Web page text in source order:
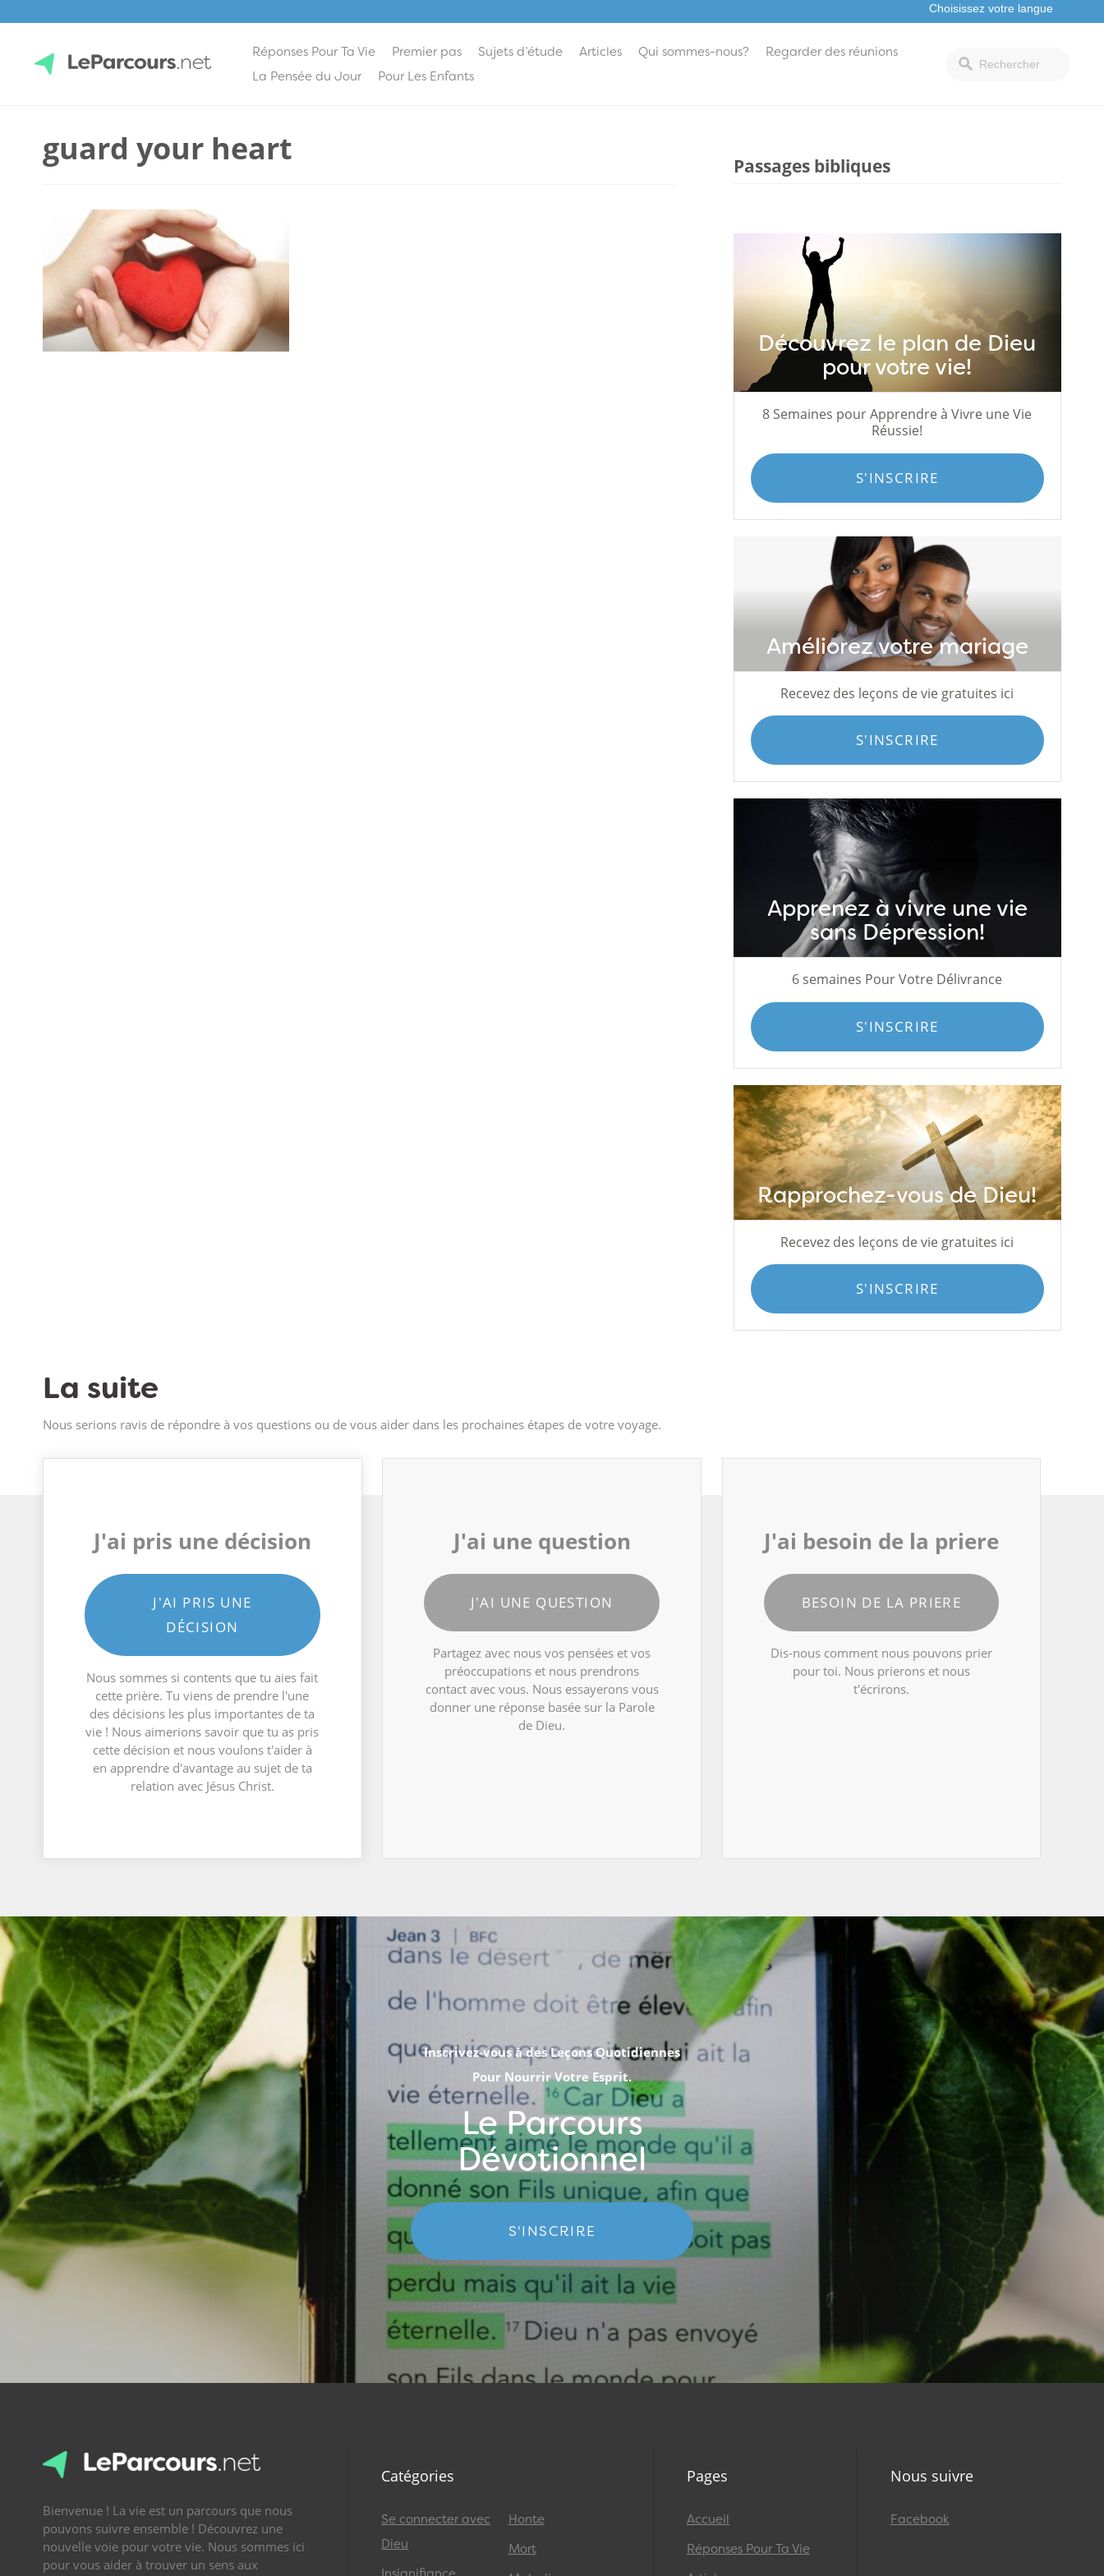
Réponses Pour Ta Vie Premier pas Sujets d’étude Articles Qui sommes-nous?
Regarder des réunions
La Pensée du Jour
Pour Les Enfants
guard your heart Passages bibliques
Découvrez le plan de Dieu
pour votre vie!
8 Semaines pour Apprendre à Vivre une Vie
Réussie!
S'INSCRIRE
Améliorez votre mariage
Recevez des leçons de vie gratuites ici
S'INSCRIRE
Apprenez à vivre une vie
sans Dépression!
6 semaines Pour Votre Délivrance
S'INSCRIRE
Rapprochez-vous de Dieu!
Recevez des leçons de vie gratuites ici
S'INSCRIRE
La suite
Nous serions ravis de répondre à vos questions ou de vous aider dans les prochaines étapes de votre voyage.
J'ai pris une décision
J'AI PRIS UNE
DÉCISION
Nous sommes si contents que tu aies fait
cette prière. Tu viens de prendre l'une
des décisions les plus importantes de ta
vie ! Nous aimerions savoir que tu as pris
cette décision et nous voulons t'aider à
en apprendre d'avantage au sujet de ta
relation avec Jésus Christ.
J'ai une question
J'AI UNE QUESTION
Partagez avec nous vos pensées et vos
préoccupations et nous prendrons
contact avec vous. Nous essayerons vous
donner une réponse basée sur la Parole
de Dieu.
J'ai besoin de la priere
BESOIN DE LA PRIERE
Dis-nous comment nous pouvons prier
pour toi. Nous prierons et nous
t'écrirons.
Inscrivez-vous à des Leçons Quotidiennes
Pour Nourrir Votre Esprit.
Le Parcours
Dévotionnel
S'INSCRIRE
Bienvenue ! La vie est un parcours que nous
pouvons suivre ensemble ! Découvrez une
nouvelle voie pour votre vie. Nous sommes ici
pour vous aider à trouver un sens aux
Catégories
Se connecter avec
Dieu
Honte
Mort
Pages
Accueil
Réponses Pour Ta Vie
Nous suivre
Facebook